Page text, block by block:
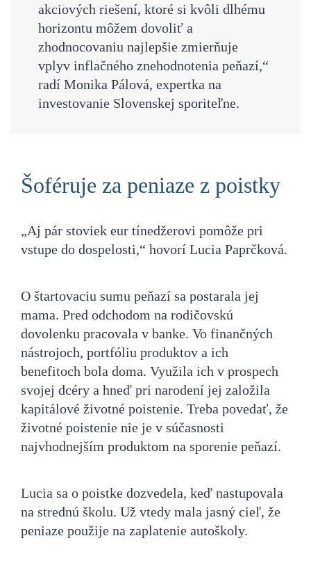
akciových riešení, ktoré si kvôli dlhému
horizontu môžem dovoliť a
zhodnocovaniu najlepšie zmierňuje
vplyv inflačného znehodnotenia peňazí,“
radí Monika Pálová, expertka na
investovanie Slovenskej sporiteľne.
Šoféruje za peniaze z poistky
„Aj pár stoviek eur tínedžerovi pomôže pri
vstupe do dospelosti,“ hovorí Lucia Paprčková.
O štartovaciu sumu peňazí sa postarala jej
mama. Pred odchodom na rodičovskú
dovolenku pracovala v banke. Vo finančných
nástrojoch, portfóliu produktov a ich
benefitoch bola doma. Využila ich v prospech
svojej dcéry a hneď pri narodení jej založila
kapitálové životné poistenie. Treba povedať, že
životné poistenie nie je v súčasnosti
najvhodnejším produktom na sporenie peňazí.
Lucia sa o poistke dozvedela, keď nastupovala
na strednú školu. Už vtedy mala jasný cieľ, že
peniaze použije na zaplatenie autoškoly.